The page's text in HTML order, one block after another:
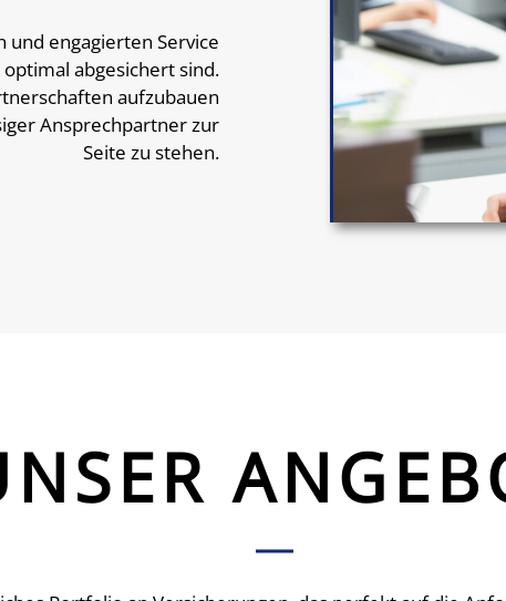
und engagierten Service
abgesichert sind.
aufzubauen
Ansprechpartner zur
Seite zu stehen.